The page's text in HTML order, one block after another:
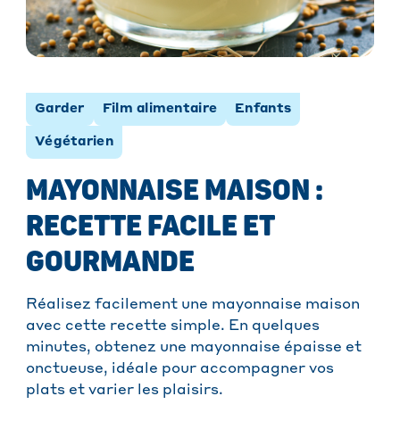
Garder Film alimentaire Enfants
Végétarien
MAYONNAISE MAISON :
RECETTE FACILE ET
GOURMANDE
Réalisez facilement une mayonnaise maison
avec cette recette simple. En quelques
minutes, obtenez une mayonnaise épaisse et
onctueuse, idéale pour accompagner vos
plats et varier les plaisirs.